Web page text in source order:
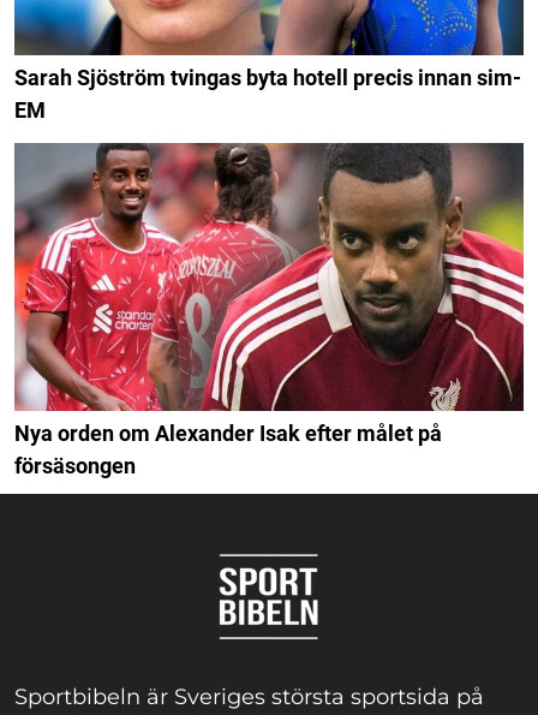
Sarah Sjöström tvingas byta hotell precis innan sim-
EM
Nya orden om Alexander Isak efter målet på
försäsongen
Sportbibeln är Sveriges största sportsida på